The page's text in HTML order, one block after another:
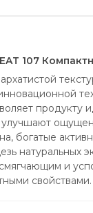
107
продукту
богатые
натуральных
и
свойствами.